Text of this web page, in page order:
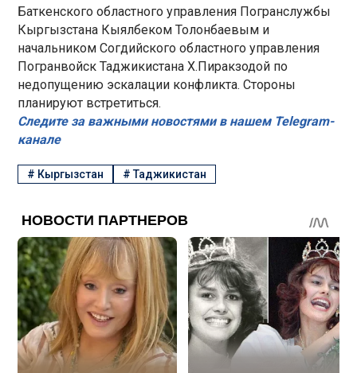
Баткенского областного управления Погранслужбы
Кыргызстана Кыялбеком Толонбаевым и
начальником Согдийского областного управления
Погранвойск Таджикистана Х.Пиракзодой по
недопущению эскалации конфликта. Стороны
планируют встретиться.
Следите за важными новостями в нашем Telegram-
канале
# Кыргызстан #Таджикистан